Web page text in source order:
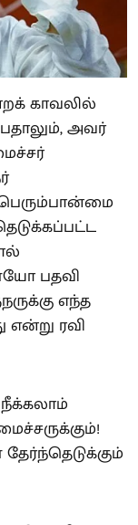
காவலில்
அவர்
பதவி
எந்த
என்று ரவி